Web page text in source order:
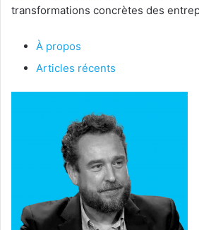
transformations concrètes des
À propos
Articles récents